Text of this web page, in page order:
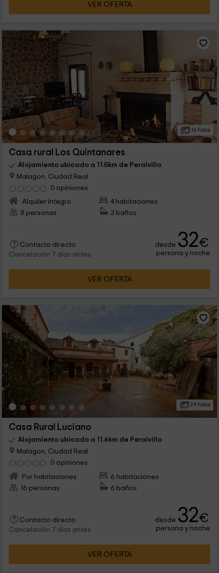
VER OFERTA
16 Fotos
Casa rural Los Quintanares
Alojamiento ubicado a 11.5km de Peralvillo
Malagon, Ciudad Real
0 opiniones
Alquiler íntegro
4 habitaciones
8 personas
3 baños
Contacto directo
Cancelación 7 días antes
desde 32€
persona y noche
VER OFERTA
29 Fotos
Casa Rural Luciano
Alojamiento ubicado a 11.6km de Peralvillo
Malagon, Ciudad Real
0 opiniones
Por habitaciones
6 habitaciones
16 personas
6 baños
Contacto directo
Cancelación 7 días antes
desde 32€
persona y noche
VER OFERTA